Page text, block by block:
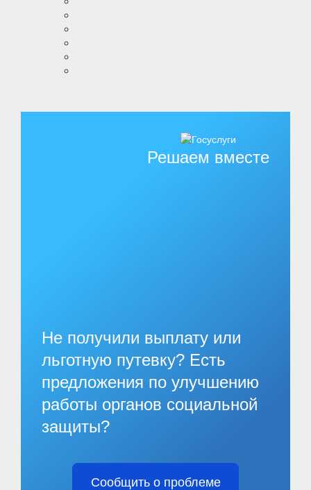
Решаем вместе
Не получили выплату или
льготную путевку? Есть
предложения по улучшению
работы органов социальной
защиты?
Сообщить о проблеме